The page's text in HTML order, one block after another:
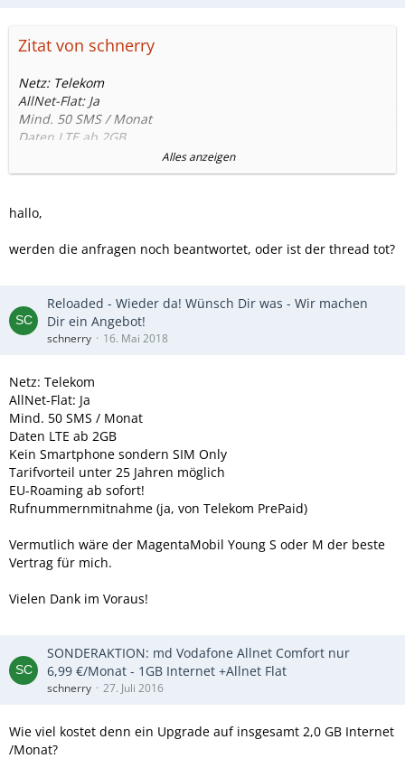
Zitat von schnerry
Netz: Telekom
AllNet-Flat: Ja
Mind. 50 SMS / Monat
Daten LTE ab 2GB
Kein Smartphone sondern SIM Only
Tarifvorteil unter 25 Jahren möglich
Rufnummernmitnahme (ja, von Telekom PrePaid)
Vermutlich wäre der MagentaMobil Young S oder M der
Vielen Dank im Voraus!
Alles anzeigen
hallo,
werden die anfragen noch beantwortet, oder ist der thread tot?
Reloaded - Wieder da! Wünsch Dir was - Wir machen
Dir ein Angebot!
schnerry 16. Mai 2018
Netz: Telekom
AllNet-Flat: Ja
Mind. 50 SMS / Monat
Daten LTE ab 2GB
Kein Smartphone sondern SIM Only
Tarifvorteil unter 25 Jahren möglich
EU-Roaming ab sofort!
Rufnummernmitnahme (ja, von Telekom PrePaid)
Vermutlich wäre der MagentaMobil Young S oder M der beste
Vertrag für mich.
Vielen Dank im Voraus!
SONDERAKTION: md Vodafone Allnet Comfort nur
6,99 €/Monat - 1GB Internet +Allnet Flat
schnerry 27. Juli 2016
Wie viel kostet denn ein Upgrade auf insgesamt 2,0 GB Internet
/Monat?